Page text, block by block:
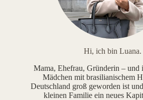
Hi, ich bin Luana.
Mama, Ehefrau, Gründerin – und
Mädchen mit brasilianischem
Deutschland groß geworden ist
kleinen Familie ein neues